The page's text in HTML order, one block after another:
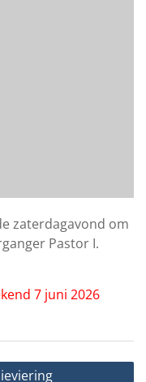
zaterdagavond om
Pastor I.
7 juni 2026